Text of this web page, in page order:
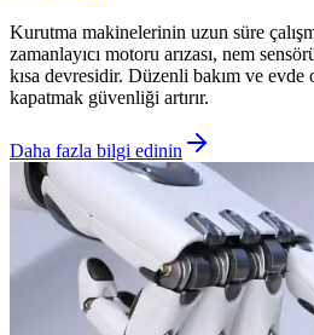
Kurutma makinelerinin uzun süre
zamanlayıcı motoru arızası, nem
kısa devresidir. Düzenli bakım ve evde
kapatmak güvenliği artırır.
Daha fazla bilgi edinin